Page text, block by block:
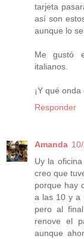
tarjeta
así son
aunque lo
Me gustó
italianos.
¡Y qué
Responder
Amanda
Uy la
creo que
porque hay
a las 10 y a
pero al
renove el
aunque